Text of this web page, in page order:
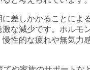
差しかかることによ
激な減少です。ホルモ
性的な疲れや無気力